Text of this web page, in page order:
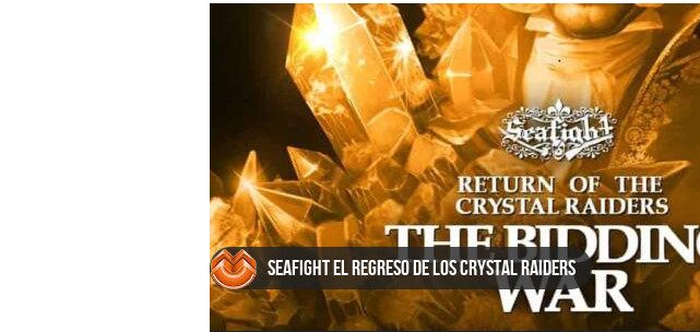
Seafight El regreso de los Crystal Raiders